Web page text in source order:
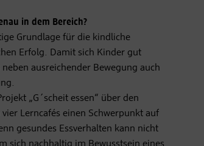
in dem Bereich?
Grundlage für die kindliche
Erfolg. Damit sich Kinder gut
ausreichender Bewegung auch
„G´scheit essen“ über den
Lerncafés einen Schwerpunkt auf
gesundes Essverhalten kann nicht